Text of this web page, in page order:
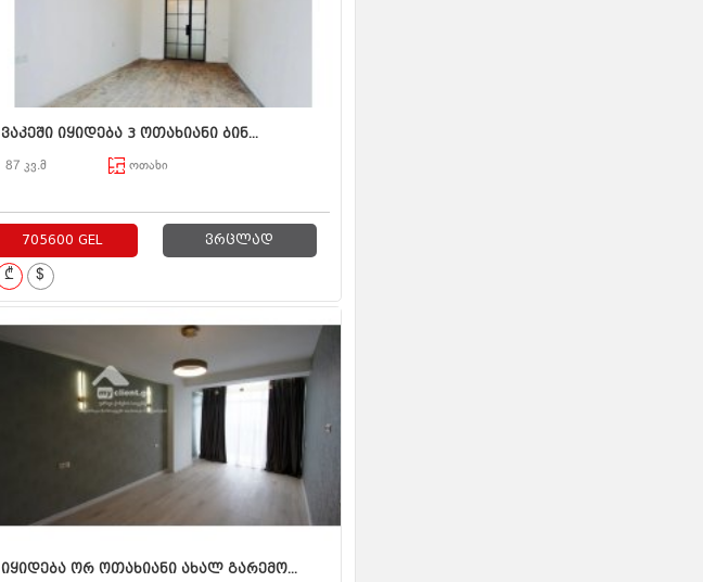
ვაკეში იყიდება 3 ოთახიანი ბინ...
87 კვ.მ ოთახი
705600 GEL ვრცლად
₾ $
იყიდება ორ ოთახიანი ახალ გარემო...